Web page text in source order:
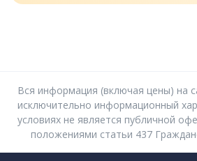
Вся информация (включая цены) на
исключительно информационный
условиях не является публичной
положениями статьи 437